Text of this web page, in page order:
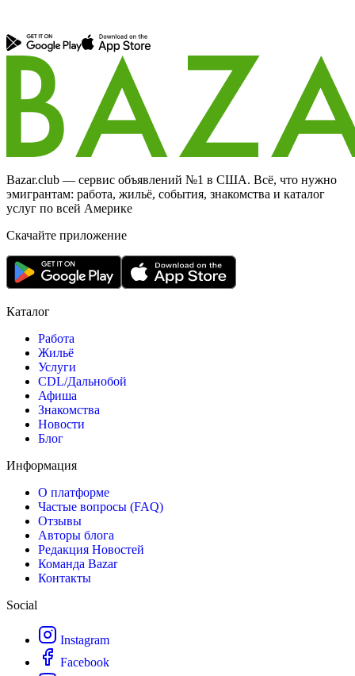
Bazar.club — сервис объявлений №1 в США. Всё, что нужно
эмигрантам: работа, жильё, события, знакомства и каталог
услуг по всей Америке
Скачайте приложение
Каталог
Работа
Жильё
Услуги
CDL/Дальнобой
Афиша
Знакомства
Новости
Блог
Информация
О платформе
Частые вопросы (FAQ)
Отзывы
Авторы блога
Редакция Новостей
Команда Bazar
Контакты
Social
Instagram
Facebook